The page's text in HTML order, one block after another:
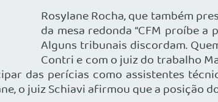
Rosylane Rocha, que também
da mesa redonda “CFM proíbe
Alguns tribunais discordam.
Contri e com o juiz do trabalho
das perícias como assistentes
o juiz Schiavi afirmou que a posição